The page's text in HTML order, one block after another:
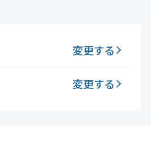
変更する
変更する